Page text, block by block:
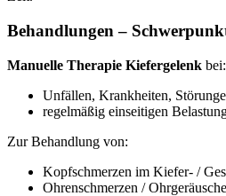
Behandlungen –
Manuelle Therapie Kiefergelenk bei:
Unfällen, Krankheiten,
regelmäßig einseitigen
Zur Behandlung von:
Kopfschmerzen im Kiefer- /
Ohrenschmerzen /